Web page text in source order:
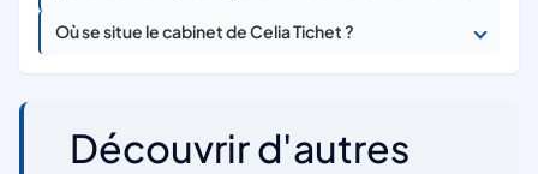
Où se situe le cabinet de Celia Tichet ?
Découvrir d'autres